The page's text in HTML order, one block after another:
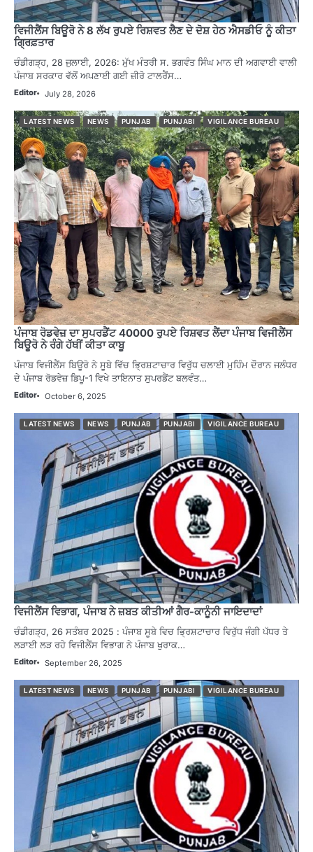
ਵਿਜੀਲੈਂਸ ਬਿਊਰੋ ਨੇ 8 ਲੱਖ ਰੁਪਏ ਰਿਸ਼ਵਤ ਲੈਣ ਦੇ ਦੋਸ਼ ਹੇਠ ਐਸਡੀਓ ਨੂੰ ਕੀਤਾ
ਗ੍ਰਿਫ਼ਤਾਰ
ਚੰਡੀਗੜ੍ਹ, 28 ਜੁਲਾਈ, 2026: ਮੁੱਖ ਮੰਤਰੀ ਸ. ਭਗਵੰਤ ਸਿੰਘ ਮਾਨ ਦੀ ਅਗਵਾਈ ਵਾਲੀ
ਪੰਜਾਬ ਸਰਕਾਰ ਵੱਲੋਂ ਅਪਣਾਈ ਗਈ ਜ਼ੀਰੋ ਟਾਲਰੈਂਸ…
Editor July 28, 2026
LATEST NEWS NEWS PUNJAB PUNJABI VIGILANCE BUREAU
ਪੰਜਾਬ ਰੋਡਵੇਜ਼ ਦਾ ਸੁਪਰਡੈਂਟ 40000 ਰੁਪਏ ਰਿਸ਼ਵਤ ਲੈਂਦਾ ਪੰਜਾਬ ਵਿਜੀਲੈਂਸ
ਬਿਊਰੋ ਨੇ ਰੰਗੇ ਹੱਥੀਂ ਕੀਤਾ ਕਾਬੂ
ਪੰਜਾਬ ਵਿਜੀਲੈਂਸ ਬਿਊਰੋ ਨੇ ਸੂਬੇ ਵਿੱਚ ਭ੍ਰਿਸ਼ਟਾਚਾਰ ਵਿਰੁੱਧ ਚਲਾਈ ਮੁਹਿੰਮ ਦੌਰਾਨ ਜਲੰਧਰ
ਦੇ ਪੰਜਾਬ ਰੋਡਵੇਜ਼ ਡਿਪੂ-1 ਵਿਖੇ ਤਾਇਨਾਤ ਸੁਪਰਡੈਂਟ ਬਲਵੰਤ…
Editor October 6, 2025
LATEST NEWS NEWS PUNJAB PUNJABI VIGILANCE BUREAU
ਵਿਜੀਲੈਂਸ ਵਿਭਾਗ, ਪੰਜਾਬ ਨੇ ਜ਼ਬਤ ਕੀਤੀਆਂ ਗੈਰ-ਕਾਨੂੰਨੀ ਜਾਇਦਾਦਾਂ
ਚੰਡੀਗੜ੍ਹ, 26 ਸਤੰਬਰ 2025 : ਪੰਜਾਬ ਸੂਬੇ ਵਿਚ ਭ੍ਰਿਸ਼ਟਾਚਾਰ ਵਿਰੁੱਧ ਜੰਗੀ ਪੱਧਰ ਤੇ
ਲੜਾਈ ਲੜ ਰਹੇ ਵਿਜੀਲੈਂਸ ਵਿਭਾਗ ਨੇ ਪੰਜਾਬ ਖੁਰਾਕ…
Editor September 26, 2025
LATEST NEWS NEWS PUNJAB PUNJABI VIGILANCE BUREAU